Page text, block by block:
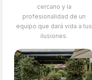
cercano y la
profesionalidad de un
equipo que dará vida a tus
ilusiones.